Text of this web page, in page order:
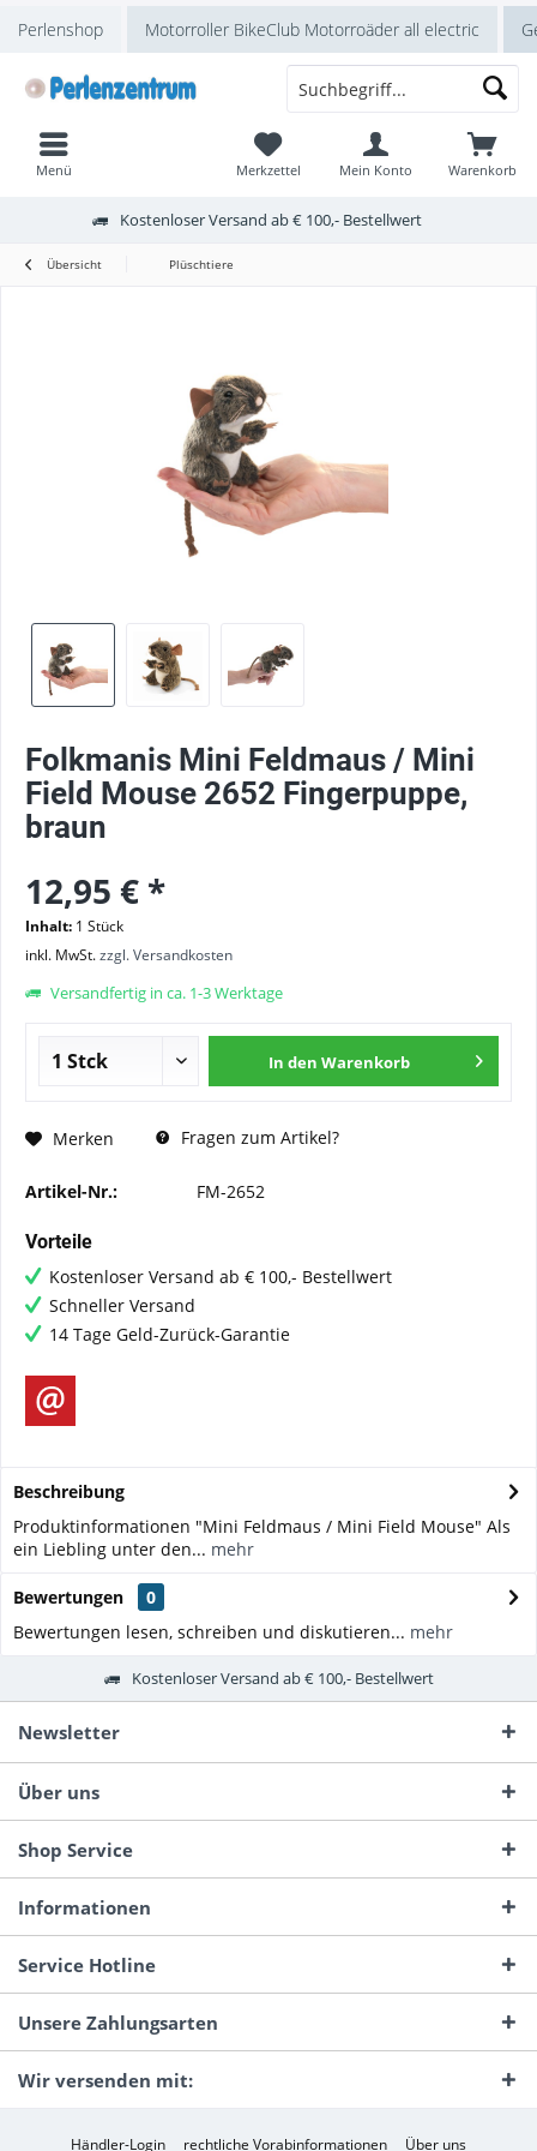
Perlenshop Motorroller BikeClub Motorroäder all electric
Kostenloser Versand ab € 100,- Bestellwert
Warenkorb
Merkzettel Mein Konto
Menü
Übersicht Plüschtiere
Folkmanis Mini Feldmaus / Mini
Field Mouse 2652 Fingerpuppe,
braun
12,95 € *
Inhalt: 1 Stück
inkl. MwSt.zzgl. Versandkosten
Versandfertig in ca. 1-3 Werktage
In den Warenkorb
Merken Fragen zum Artikel?
Artikel-Nr.: FM-2652
Vorteile
Kostenloser Versand ab € 100,- Bestellwert
Schneller Versand
14 Tage Geld-Zurück-Garantie
Beschreibung
Produktinformationen "Mini Feldmaus / Mini Field Mouse" Als
ein Liebling unter den... mehr
Bewertungen
0
Bewertungen lesen, schreiben und diskutieren... mehr
Kostenloser Versand ab € 100,- Bestellwert
Newsletter
Über uns
Shop Service
Informationen
Service Hotline
Unsere Zahlungsarten
Wir versenden mit:
Händler-Login rechtliche Vorabinformationen Über uns